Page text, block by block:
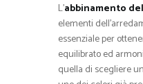
L’abbinamento
elementi
essenziale per
equilibrato ed
quella di scegliere